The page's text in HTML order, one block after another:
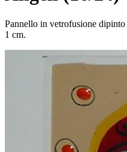
Pannello in vetrofusione
1 cm.